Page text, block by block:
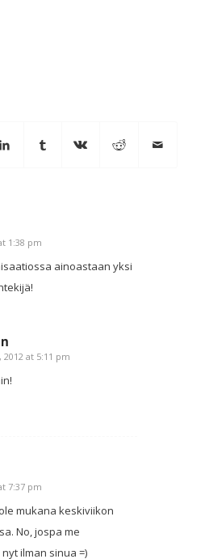
1:38 pm
ainoastaan yksi
2012 at 5:11 pm
7:37 pm
mukana keskiviikon
No, jospa me
ilman sinua =)